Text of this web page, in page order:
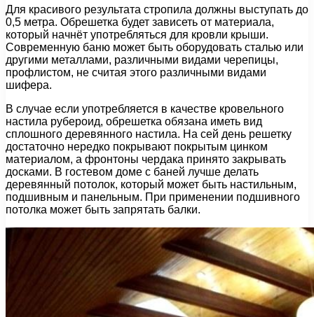
Для красивого результата стропила должны выступать до
0,5 метра. Обрешетка будет зависеть от материала,
который начнёт употребляться для кровли крыши.
Современную баню может быть оборудовать сталью или
другими металлами, различными видами черепицы,
профлистом, не считая этого различными видами
шифера.
В случае если употребляется в качестве кровельного
настила рубероид, обрешетка обязана иметь вид
сплошного деревянного настила. На сей день решетку
достаточно нередко покрывают покрытым цинком
материалом, а фронтоны чердака принято закрывать
досками. В гостевом доме с баней лучше делать
деревянный потолок, который может быть настильным,
подшивным и панельным. При применении подшивного
потолка может быть запрятать балки.